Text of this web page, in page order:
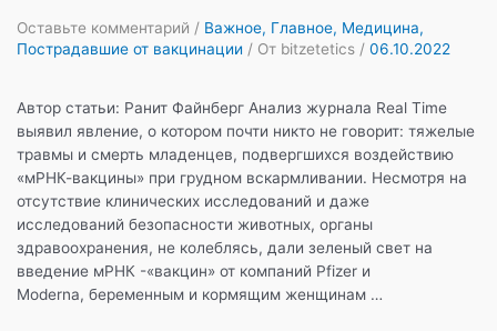
Оставьте комментарий / Важное, Главное, Медицина,
Пострадавшие от вакцинации / От bitzetetics / 06.10.2022
Автор статьи: Ранит Файнберг Анализ журнала Real Time
выявил явление, о котором почти никто не говорит: тяжелые
травмы и смерть младенцев, подвергшихся воздействию
«мРНК-вакцины» при грудном вскармливании. Несмотря на
отсутствие клинических исследований и даже
исследований безопасности животных, органы
здравоохранения, не колеблясь, дали зеленый свет на
введение мРНК -«вакцин» от компаний Pfizer и
Moderna, беременным и кормящим женщинам …